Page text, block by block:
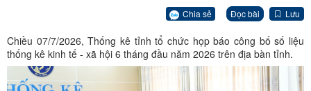
Chia sẻ Đọc bài Lưu
Chiều 07/7/2026, Thống kê tỉnh tổ chức họp báo công bố số liệu
thống kê kinh tế - xã hội 6 tháng đầu năm 2026 trên địa bàn tỉnh.